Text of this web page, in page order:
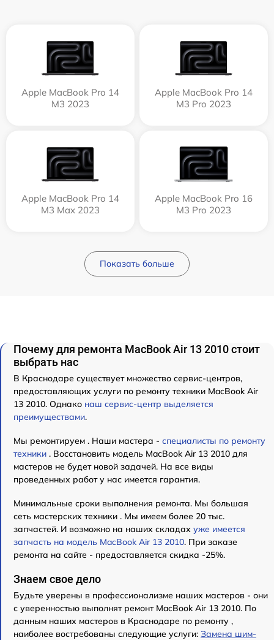
Apple MacBook Pro 14
M3 2023
Apple MacBook Pro 14
M3 Pro 2023
Apple MacBook Pro 14
M3 Max 2023
Apple MacBook Pro 16
M3 Pro 2023
Показать больше
Почему для ремонта MacBook Air 13 2010 стоит
выбрать нас
В Краснодаре существует множество сервис-центров,
предоставляющих услуги по ремонту техники MacBook Air
13 2010. Однако наш сервис-центр выделяется
преимуществами.
Мы ремонтируем . Наши мастера - специалисты по ремонту
техники . Восстановить модель MacBook Air 13 2010 для
мастеров не будет новой задачей. На все виды
проведенных работ у нас имеется гарантия.
Минимальные сроки выполнения ремонта. Мы большая
сеть мастерских техники . Мы имеем более 20 тыс.
запчастей. И возможно на наших складах уже имеется
запчасть на модель MacBook Air 13 2010. При заказе
ремонта на сайте - предоставляется скидка -25%.
Знаем свое дело
Будьте уверены в профессионализме наших мастеров - они
с уверенностью выполнят ремонт MacBook Air 13 2010. По
данным наших мастеров в Краснодаре по ремонту ,
наиболее востребованы следующие услуги: Замена шим-